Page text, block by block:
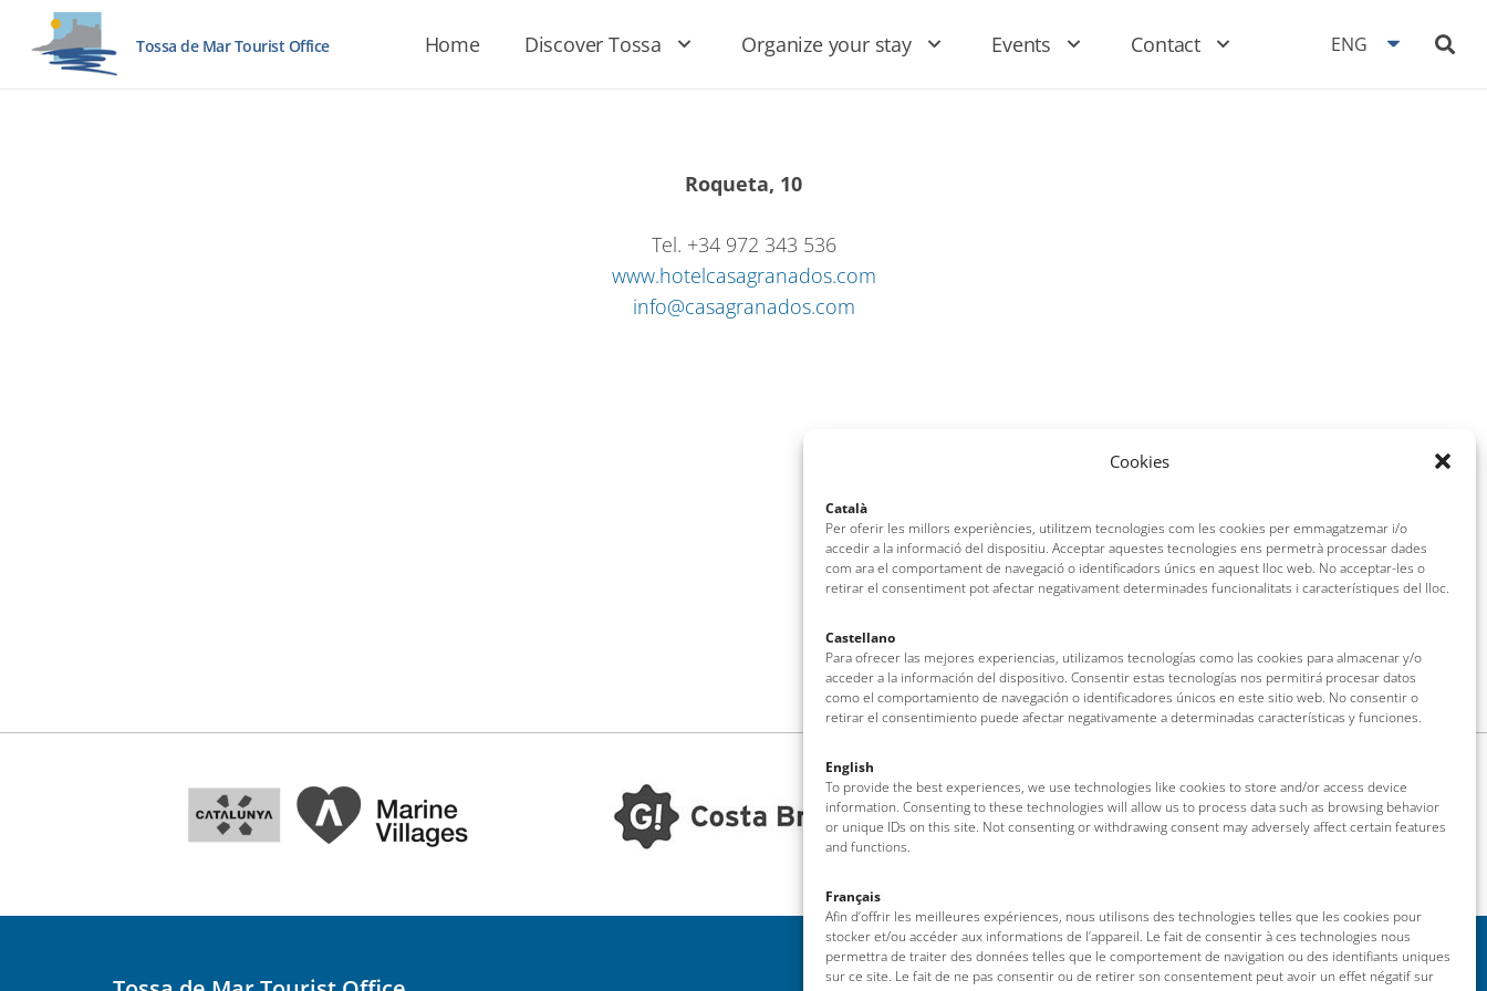
Cookies
Català
Per oferir les millors experiències, utilitzem tecnologies com les cookies per emmagatzemar i/o
accedir a la informació del dispositiu. Acceptar aquestes tecnologies ens permetrà processar dades
com ara el comportament de navegació o identificadors únics en aquest lloc web. No acceptar-les o
retirar el consentiment pot afectar negativament determinades funcionalitats i característiques del lloc.
Castellano
Para ofrecer las mejores experiencias, utilizamos tecnologías como las cookies para almacenar y/o
acceder a la información del dispositivo. Consentir estas tecnologías nos permitirá procesar datos
como el comportamiento de navegación o identificadores únicos en este sitio web. No consentir o
retirar el consentimiento puede afectar negativamente a determinadas características y funciones.
English
To provide the best experiences, we use technologies like cookies to store and/or access device
information. Consenting to these technologies will allow us to process data such as browsing behavior
or unique IDs on this site. Not consenting or withdrawing consent may adversely affect certain features
and functions.
Français
Afin d’offrir les meilleures expériences, nous utilisons des technologies telles que les cookies pour
stocker et/ou accéder aux informations de l’appareil. Le fait de consentir à ces technologies nous
permettra de traiter des données telles que le comportement de navigation ou des identifiants uniques
sur ce site. Le fait de ne pas consentir ou de retirer son consentement peut avoir un effet négatif sur
Tossa de Mar Tourist Office Home Discover Tossa Organize your stay Events Contact ENG
Roqueta, 10
Tel. +34 972 343 536
www.hotelcasagranados.com
info@casagranados.com